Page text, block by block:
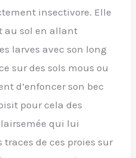
insectivore. Elle
au sol en allant
larves avec son long
sur des sols mous ou
d’enfoncer son bec
pour cela des
qui lui
traces de ces proies sur